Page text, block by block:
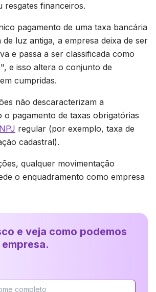
resgates financeiros.
pagamento de uma taxa bancária
luz antiga, a empresa deixa de ser
e passa a ser classificada como
e isso altera o conjunto de
cumpridas.
não descaracterizam a
o pagamento de taxas obrigatórias
regular (por exemplo, taxa de
cadastral).
qualquer movimentação
o enquadramento como empresa
e veja como podemos